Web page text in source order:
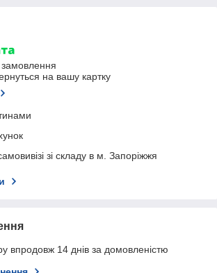
на вашу картку
зі складу в м. Запоріжжя
впродовж 14 днів за домовленістю